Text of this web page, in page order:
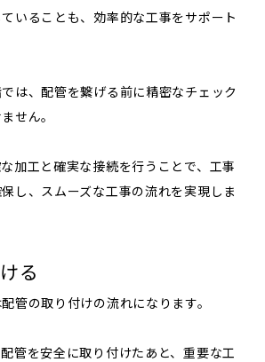
いることも、効率的な工事をサポート
は、配管を繋げる前に精密なチェック
せん。
加工と確実な接続を行うことで、工事
し、スムーズな工事の流れを実現しま
る
管の取り付けの流れになります。
管を安全に取り付けたあと、重要な工